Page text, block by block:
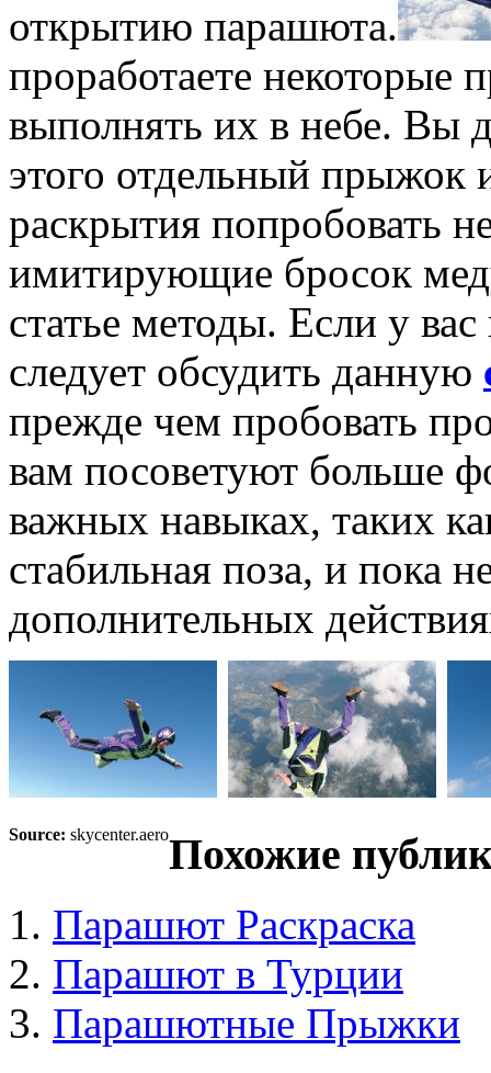
открытию парашюта.
проработаете некоторые
выполнять их в небе. Вы
этого отдельный прыжок
раскрытия попробовать
имитирующие бросок
статье методы. Если у
следует обсудить данную
прежде чем пробовать
вам посоветуют больше
важных навыках, таких
стабильная поза, и пока
дополнительных
Source: skycenter.aeroПохожие
Парашют Раскраска
Парашют в Турции
Парашютные Прыжки